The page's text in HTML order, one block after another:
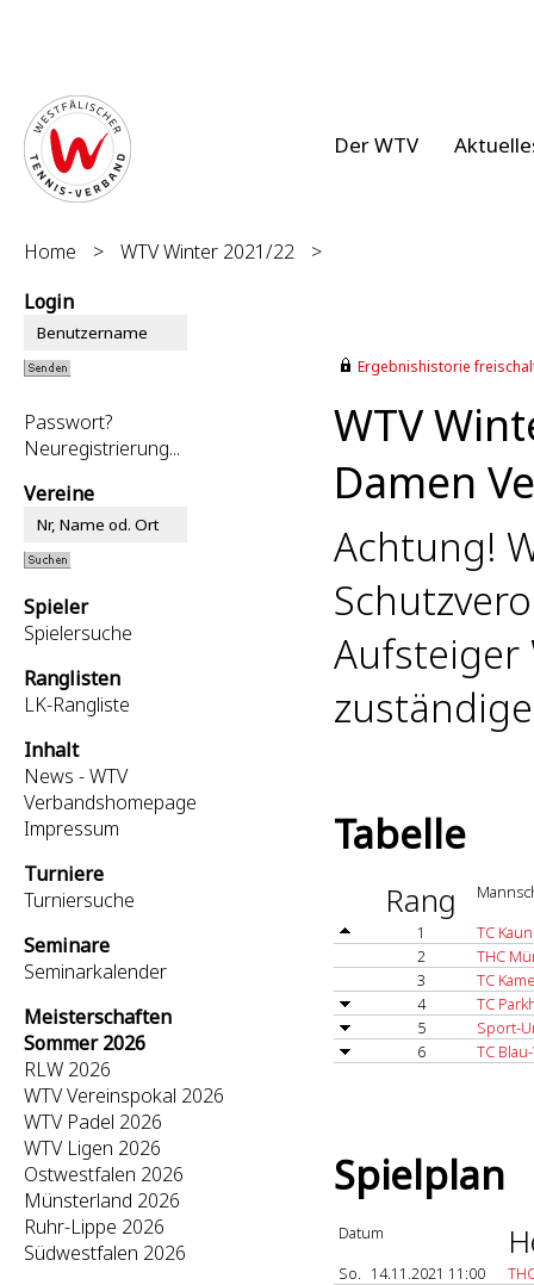
Der WTV
Home > WTV Winter 2021/22
>
Login
Passwort?
Neuregistrierung...
Vereine
Spieler
Spielersuche
Ranglisten
LK-Rangliste
Inhalt
News - WTV
Verbandshomepage
Impressum
Turniere
Turniersuche
Seminare
Seminarkalender
Meisterschaften
Sommer 2026
RLW 2026
WTV Vereinspokal 2026
WTV Padel 2026
WTV Ligen 2026
Ostwestfalen 2026
Münsterland 2026
Ruhr-Lippe 2026
Südwestfalen 2026
Ergebnishistorie
WTV
Damen
Achtung!
Aufsteiger
Tabelle
Rang
1
TC
2
THC
3
TC
4
TC
5
Sport-
6
TC
Spielplan
Datum
So. 14.11.2021 11:00